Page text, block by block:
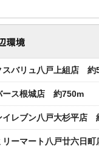
スバリュ八戸上組店 約
ース根城店 約750m
イレブン八戸大杉平店
リーマート八戸廿六日